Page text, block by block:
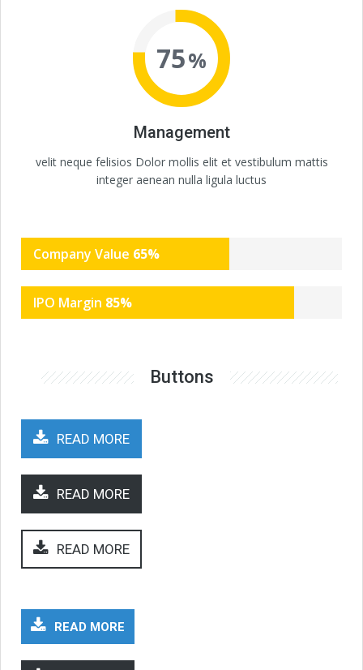
75
Management
velit neque felisios Dolor mollis elit et vestibulum mattis
integer aenean nulla ligula luctus
Company Value 65%
IPO Margin 85%
Buttons
READ MORE
READ MORE
READ MORE
READ MORE